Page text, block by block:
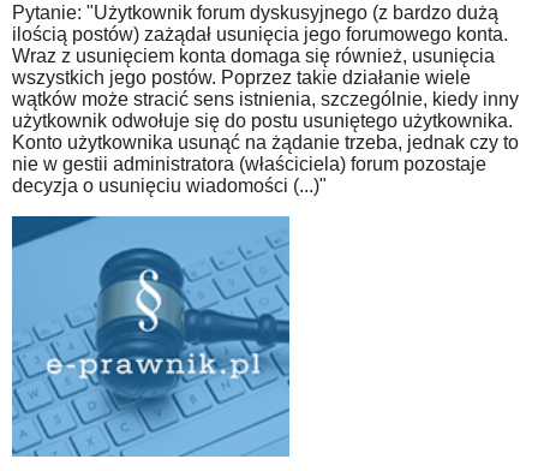
Pytanie: "Użytkownik forum dyskusyjnego (z bardzo dużą
ilością postów) zażądał usunięcia jego forumowego konta.
Wraz z usunięciem konta domaga się również, usunięcia
wszystkich jego postów. Poprzez takie działanie wiele
wątków może stracić sens istnienia, szczególnie, kiedy inny
użytkownik odwołuje się do postu usuniętego użytkownika.
Konto użytkownika usunąć na żądanie trzeba, jednak czy to
nie w gestii administratora (właściciela) forum pozostaje
decyzja o usunięciu wiadomości (...)"